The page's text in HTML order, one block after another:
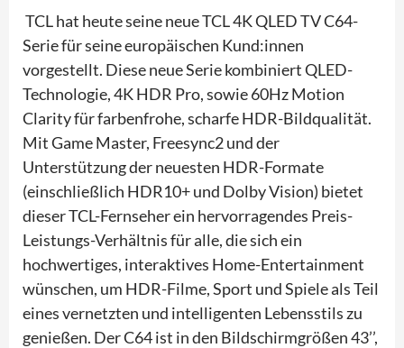
TCL hat heute seine neue TCL 4K QLED TV C64-
Serie für seine europäischen Kund:innen
vorgestellt. Diese neue Serie kombiniert QLED-
Technologie, 4K HDR Pro, sowie 60Hz Motion
Clarity für farbenfrohe, scharfe HDR-Bildqualität.
Mit Game Master, Freesync2 und der
Unterstützung der neuesten HDR-Formate
(einschließlich HDR10+ und Dolby Vision) bietet
dieser TCL-Fernseher ein hervorragendes Preis-
Leistungs-Verhältnis für alle, die sich ein
hochwertiges, interaktives Home-Entertainment
wünschen, um HDR-Filme, Sport und Spiele als Teil
eines vernetzten und intelligenten Lebensstils zu
genießen. Der C64 ist in den Bildschirmgrößen 43’’,